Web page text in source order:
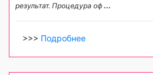
результат. Процедура оф ...
>>> Подробнее